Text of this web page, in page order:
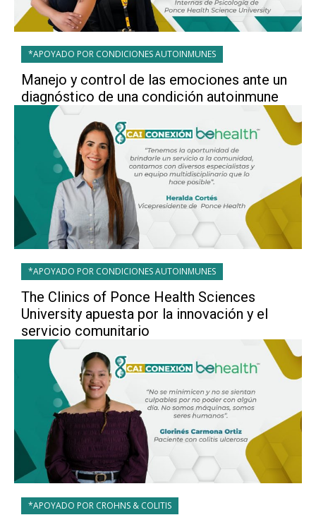
*APOYADO POR CONDICIONES AUTOINMUNES
Manejo y control de las emociones ante un
diagnóstico de una condición autoinmune
*APOYADO POR CONDICIONES AUTOINMUNES
The Clinics of Ponce Health Sciences
University apuesta por la innovación y el
servicio comunitario
*APOYADO POR CROHNS & COLITIS